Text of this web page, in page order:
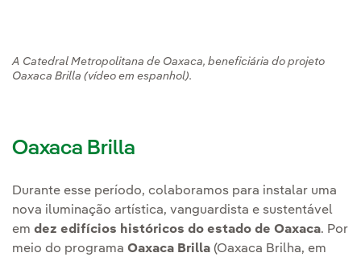
A Catedral Metropolitana de Oaxaca, beneficiária do projeto
Oaxaca Brilla (vídeo em espanhol).
Oaxaca Brilla
Durante esse período, colaboramos para instalar uma
nova iluminação artística, vanguardista e sustentável
em dez edifícios históricos do estado de Oaxaca. Por
meio do programa Oaxaca Brilla (Oaxaca Brilha, em